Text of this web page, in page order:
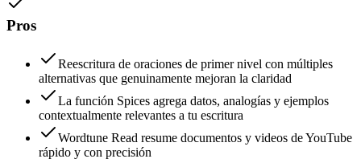
Pros
Reescritura de oraciones de primer nivel con múltiples
alternativas que genuinamente mejoran la claridad
La función Spices agrega datos, analogías y ejemplos
contextualmente relevantes a tu escritura
Wordtune Read resume documentos y videos de YouTube
rápido y con precisión